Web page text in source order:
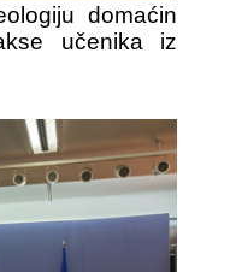
domaćin
učenika iz